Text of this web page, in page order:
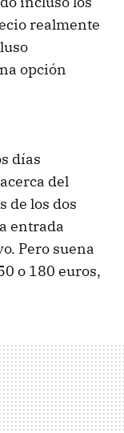
realmente
opción
días
del
de los dos
entrada
Pero suena
o 180 euros,